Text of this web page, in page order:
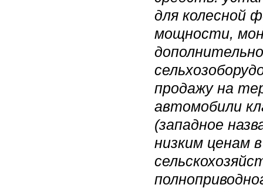
для колесной
мощности,
продажу на
автомобили
(западное
низким ценам